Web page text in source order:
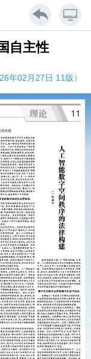
自主性
年02月27日 11版）